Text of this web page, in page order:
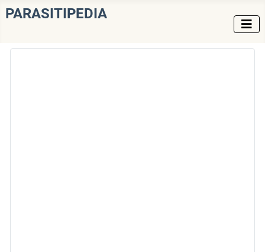
PARASITIPEDIA